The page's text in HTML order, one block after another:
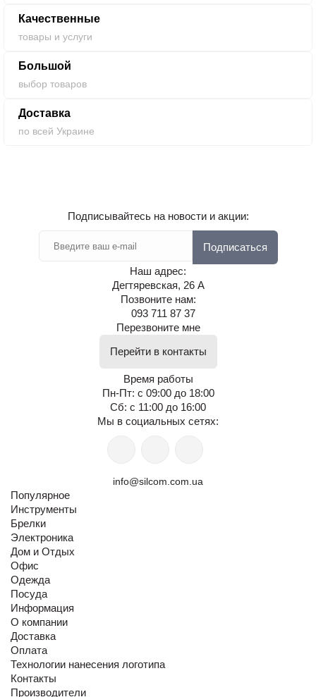
Качественные
товары и услуги
Большой
выбор товаров
Доставка
по всей Украине
Подписывайтесь на новости и акции:
Подписаться
Наш адрес:
Дегтяревская, 26 А
Позвоните нам:
093 711 87 37
Перезвоните мне
Перейти в контакты
Время работы
Пн-Пт: с 09:00 до 18:00
Сб: с 11:00 до 16:00
Мы в социальных сетях:
info@silcom.com.ua
Популярное
Инструменты
Брелки
Электроника
Дом и Отдых
Офис
Одежда
Посуда
Информация
О компании
Доставка
Оплата
Технологии нанесения логотипа
Контакты
Производители